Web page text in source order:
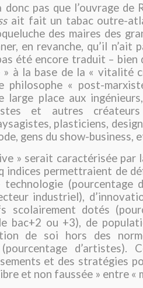
donc pas que l’ouvrage de
ait fait un tabac outre-
des maires des
en revanche, qu’il n’ait
été encore traduit –
à la base de la « vitalité
philosophe « post-
large place aux
et autres
plasticiens,
gens du show-business,
» serait caractérisée par
indices permettraient de
(pourcentage
industriel),
scolairement dotés
bac+2 ou +3), de
de soi hors des
d’artistes).
et des stratégies
et non faussée » entre «